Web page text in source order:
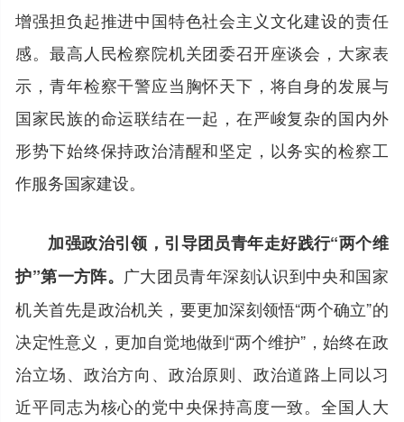
增强担负起推进中国特色社会主义文化建设的责任
感。最高人民检察院机关团委召开座谈会，大家表
示，青年检察干警应当胸怀天下，将自身的发展与
国家民族的命运联结在一起，在严峻复杂的国内外
形势下始终保持政治清醒和坚定，以务实的检察工
作服务国家建设。
加强政治引领，引导团员青年走好践行“两个维
护”第一方阵。 广大团员青年深刻认识到中央和国家
机关首先是政治机关，要更加深刻领悟“两个确立”的
决定性意义，更加自觉地做到“两个维护”，始终在政
治立场、政治方向、政治原则、政治道路上同以习
近平同志为核心的党中央保持高度一致。全国人大